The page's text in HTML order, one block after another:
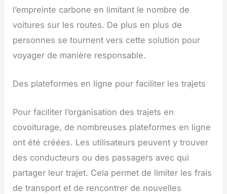
l’empreinte carbone en limitant le nombre de
voitures sur les routes. De plus en plus de
personnes se tournent vers cette solution pour
voyager de manière responsable.
Des plateformes en ligne pour faciliter les trajets
Pour faciliter l’organisation des trajets en
covoiturage, de nombreuses plateformes en ligne
ont été créées. Les utilisateurs peuvent y trouver
des conducteurs ou des passagers avec qui
partager leur trajet. Cela permet de limiter les frais
de transport et de rencontrer de nouvelles